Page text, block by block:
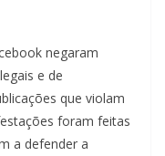
negaram
e de
que violam
foram feitas
a defender a